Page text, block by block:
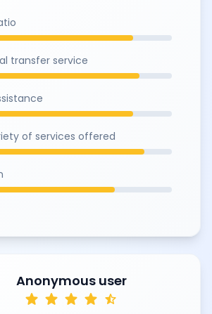
transfer service
of services offered
Anonymous user
star star star star star_half